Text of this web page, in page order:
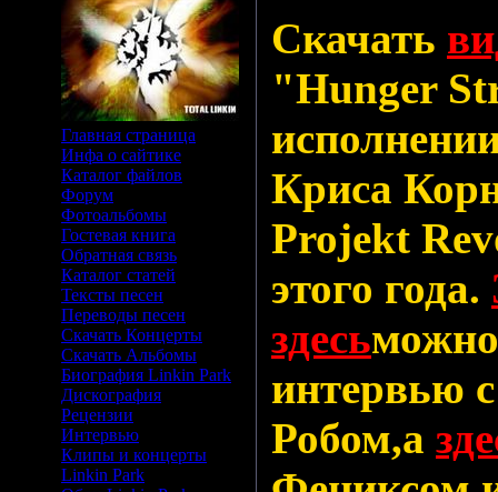
Главная страница
Инфа о сайтике
Каталог файлов
Форум
Фотоальбомы
Гостевая книга
Обратная связь
Каталог статей
Тексты песен
Переводы песен
Скачать Концерты
Скачать Альбомы
Биография Linkin Park
Дискография
Рецензии
Интервью
Клипы и концерты
Linkin Park
Скачать
"Hunger
Криса
Projekt
этого года.
здесь
интервью
Робом,а